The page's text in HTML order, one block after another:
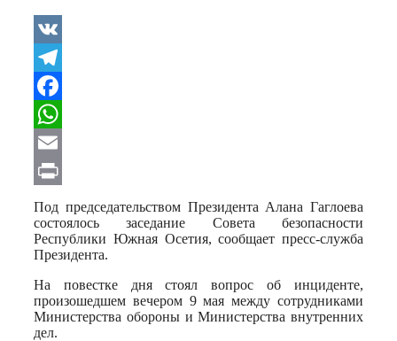
VK
Telegram
Facebook
WhatsApp
Email
Print
Под председательством Президента Алана Гаглоева
состоялось заседание Совета безопасности
Республики Южная Осетия, сообщает пресс-служба
Президента.
На повестке дня стоял вопрос об инциденте,
произошедшем вечером 9 мая между сотрудниками
Министерства обороны и Министерства внутренних
дел.